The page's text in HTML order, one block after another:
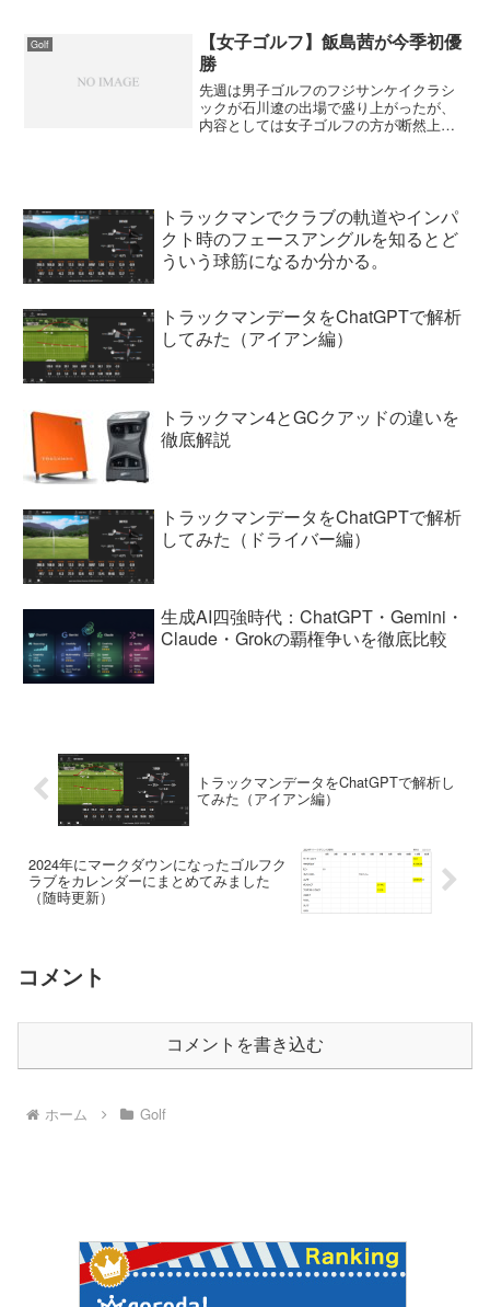
距離性能: 多くの試打レビューでは、Qi35
のドラ...
Golf
【女子ゴルフ】飯島茜が今季初優
勝
先週は男子ゴルフのフジサンケイクラシ
ックが石川遼の出場で盛り上がったが、
内容としては女子ゴルフの方が断然上。
トラックマンでクラブの軌道やインパ
クト時のフェースアングルを知るとど
ういう球筋になるか分かる。
トラックマンデータをChatGPTで解析
してみた（アイアン編）
トラックマン4とGCクアッドの違いを
徹底解説
トラックマンデータをChatGPTで解析
してみた（ドライバー編）
生成AI四強時代：ChatGPT・Gemini・
Claude・Grokの覇権争いを徹底比較
トラックマンデータをChatGPTで解析し
てみた（アイアン編）
2024年にマークダウンになったゴルフク
ラブをカレンダーにまとめてみました
（随時更新）
コメント
コメントを書き込む
ホーム Golf